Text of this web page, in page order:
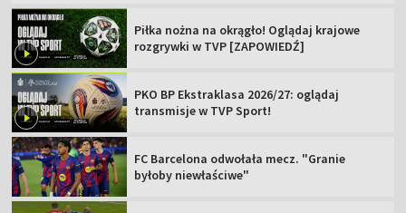
Piłka nożna na okrągło! Oglądaj krajowe
rozgrywki w TVP [ZAPOWIEDŹ]
PKO BP Ekstraklasa 2026/27: oglądaj
transmisje w TVP Sport!
FC Barcelona odwołała mecz. "Granie
byłoby niewłaściwe"